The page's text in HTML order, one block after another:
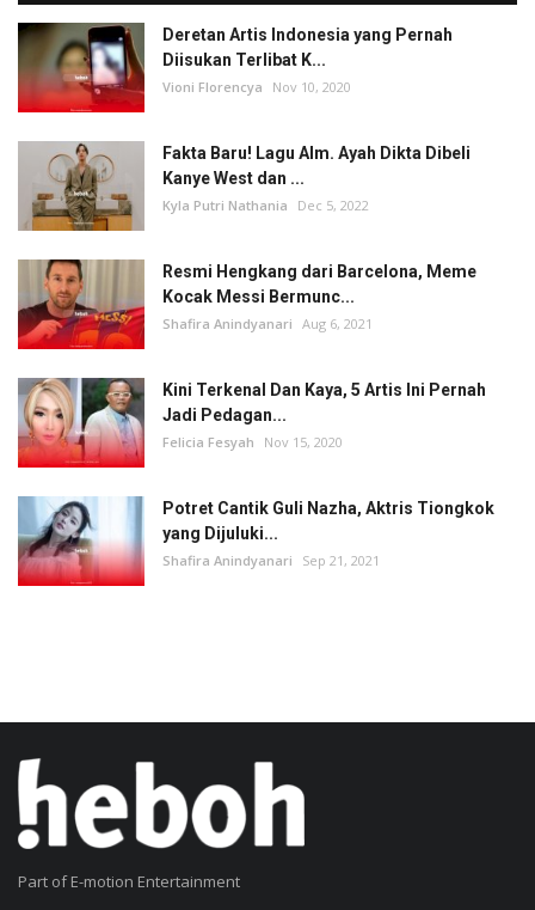
Deretan Artis Indonesia yang Pernah
Diisukan Terlibat K...
Vioni Florencya Nov 10, 2020
Fakta Baru! Lagu Alm. Ayah Dikta Dibeli
Kanye West dan ...
Kyla Putri Nathania Dec 5, 2022
Resmi Hengkang dari Barcelona, Meme
Kocak Messi Bermunc...
Shafira Anindyanari Aug 6, 2021
Kini Terkenal Dan Kaya, 5 Artis Ini Pernah
Jadi Pedagan...
Felicia Fesyah Nov 15, 2020
Potret Cantik Guli Nazha, Aktris Tiongkok
yang Dijuluki...
Shafira Anindyanari Sep 21, 2021
Part of E-motion Entertainment